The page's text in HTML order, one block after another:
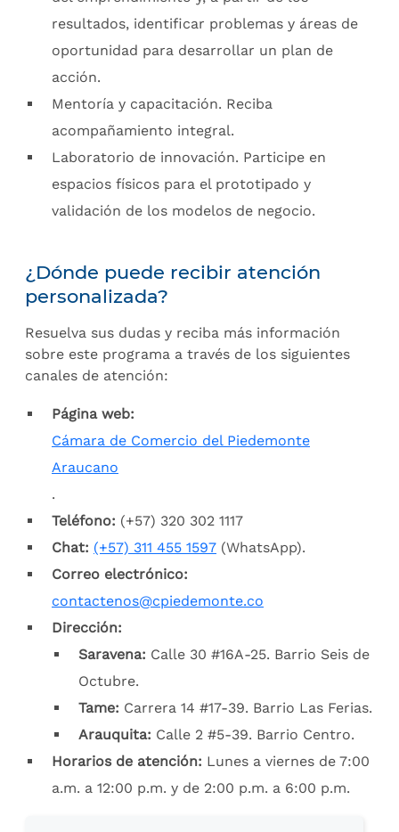
resultados, identificar problemas y áreas de
oportunidad para desarrollar un plan de
acción.
Mentoría y capacitación. Reciba
acompañamiento integral.
Laboratorio de innovación. Participe en
espacios físicos para el prototipado y
validación de los modelos de negocio.
¿Dónde puede recibir atención
personalizada?
Resuelva sus dudas y reciba más información
sobre este programa a través de los siguientes
canales de atención:
Página web:
Cámara de Comercio del Piedemonte
Araucano
.
Teléfono: (+57) 320 302 1117
Chat: (+57) 311 455 1597 (WhatsApp).
Correo electrónico:
contactenos@cpiedemonte.co
Dirección:
Saravena: Calle 30 #16A-25. Barrio Seis de
Octubre.
Tame: Carrera 14 #17-39. Barrio Las Ferias.
Arauquita: Calle 2 #5-39. Barrio Centro.
Horarios de atención: Lunes a viernes de 7:00
a.m. a 12:00 p.m. y de 2:00 p.m. a 6:00 p.m.